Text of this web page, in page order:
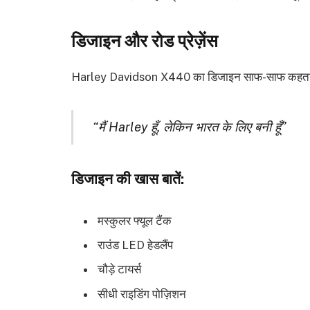
डिजाइन और रोड प्रेज़ेंस
Harley Davidson X440 का डिजाइन साफ-साफ
“मैं Harley हूँ, लेकिन भारत के लिए बनी हूँ”
डिजाइन की खास बातें:
मस्कुलर फ्यूल टैंक
राउंड LED हेडलैंप
चौड़े टायर्स
सीधी राइडिंग पोज़िशन